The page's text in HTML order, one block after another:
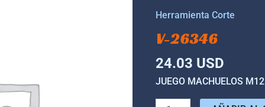
Herramienta Corte
V-26346
24.03 USD
JUEGO MACHUELOS
26346